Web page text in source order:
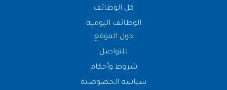
كل الوظائف
الوظائف اليومية
حول الموقع
للتواصل
شروط وأحكام
سياسة الخصوصية